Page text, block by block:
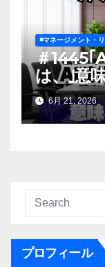
◾️マネージメント・
＃1445｢
は、｣意
6月 21, 2026
プロフィール